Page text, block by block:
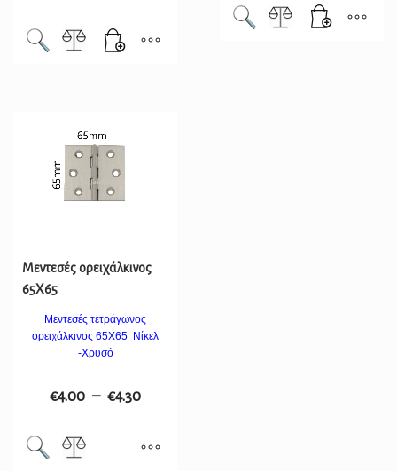
Μεντεσές ορειχάλκινος
65Χ65
Μεντεσές τετράγωνος
ορειχάλκινος 65Χ65 Νίκελ
-Χρυσό
€4.00 – €4.30